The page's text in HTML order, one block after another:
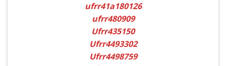
ufrr41a180126
ufrr480909
Ufrr435150
Ufrr4493302
Ufrr4498759